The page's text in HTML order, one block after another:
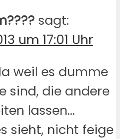
sagt:
um 17:01 Uhr
weil es dumme
sind, die andere
lassen…
sieht, nicht feige